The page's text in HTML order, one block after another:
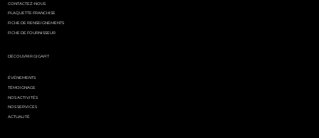
DÉCOUVRIR GIGAFIT
ÉVÉNEMENTS
TÉMOIGNAGE
NOS ACTIVITÉS
NOS SERVICES
ACTUALITÉ
CONTACTEZ-NOUS
PLAQUETTE FRANCHISE
FICHE DE RENSEIGNEMENTS
FICHE DE FOURNISSEUR